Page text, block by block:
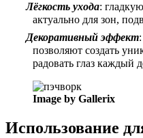
Лёгкость ухода:
актуально для зон,
Декоративный эффект
позволяют создать
радовать глаз каждый
Image by Gallerix
Использование